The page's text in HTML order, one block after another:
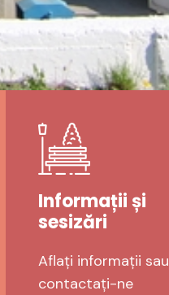
Informații și
sesizări
Aflați informații sau
contactați-ne